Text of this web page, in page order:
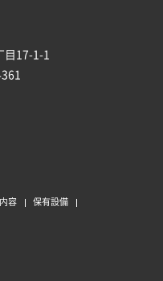
17-1-1
容
保有設備